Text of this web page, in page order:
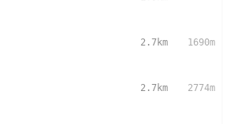
2.7km 1690m
2.7km 2774m